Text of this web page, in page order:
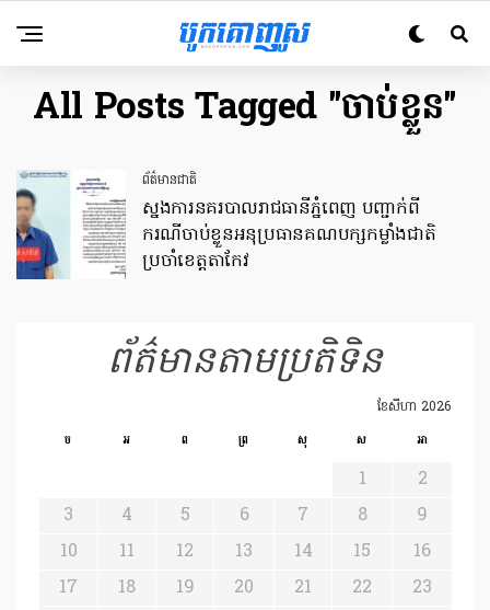
All Posts Tagged "ចាប់ខ្លួន"
ព័ត៌មានជាតិ
ស្នងការនគរបាលរាជធានីភ្នំពេញ បញ្ជាក់ពី
ករណីចាប់ខ្លួន​អនុប្រធានគណបក្សកម្លាំងជាតិ
ប្រចាំខេត្តតាកែវ
ព័ត៌មានតាមប្រតិទិន
ខែ​សីហា 2026
ច អ ព ព្រ សុ ស អា
1
2
3
4 5 6 7 8
9
10
11 12 13 14 15
16
17
18 19 20 21 22
23